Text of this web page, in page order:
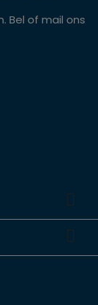
Bel of mail ons

